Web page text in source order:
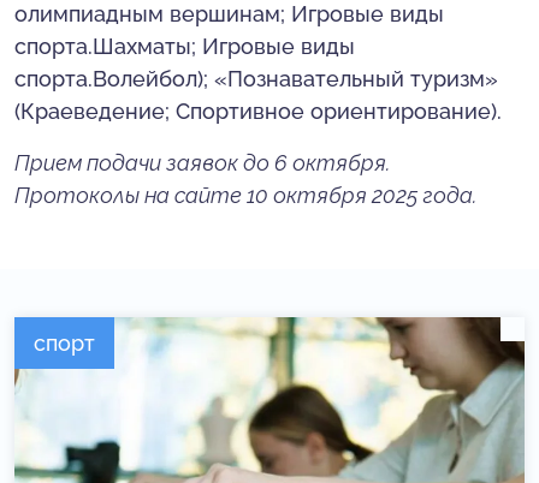
олимпиадным вершинам; Игровые виды
спорта.Шахматы; Игровые виды
спорта.Волейбол); «Познавательный туризм»
(Краеведение; Спортивное ориентирование).
Прием подачи заявок до 6 октября.
Протоколы на сайте 10 октября 2025 года.
спорт